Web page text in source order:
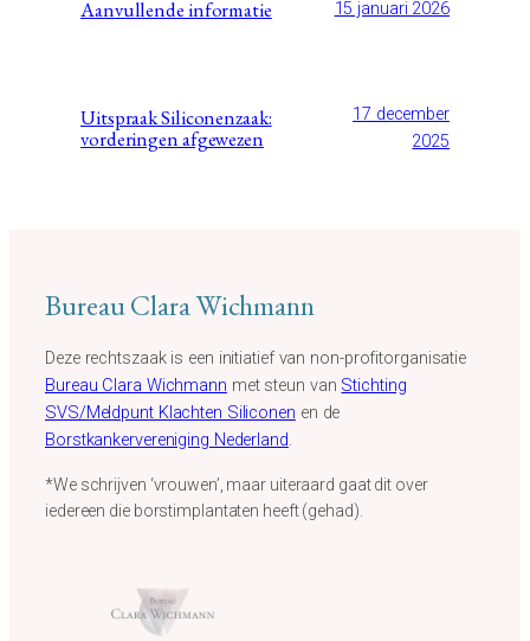
Aanvullende informatie 15 januari 2026
Uitspraak Siliconenzaak:
vorderingen afgewezen
17 december
2025
Bureau Clara Wichmann
Deze rechtszaak is een initiatief van non-profitorganisatie
Bureau Clara Wichmann met steun van Stichting
SVS/Meldpunt Klachten Siliconen en de
Borstkankervereniging Nederland.
*We schrijven ‘vrouwen’, maar uiteraard gaat dit over
iedereen die borstimplantaten heeft (gehad).